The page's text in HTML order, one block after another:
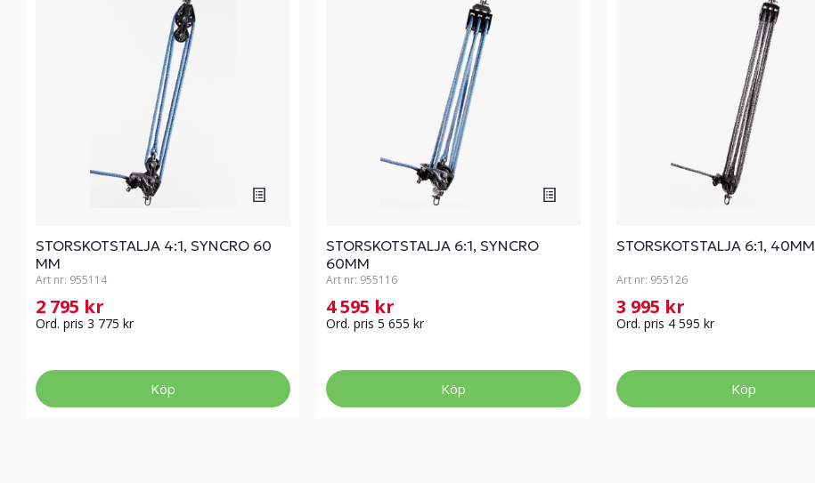
STORSKOTSTALJA 4:1, SYNCRO 60
MM
Art nr: 955114
2 795 kr
Ord. pris 3 775 kr
Köp
STORSKOTSTALJA 6:1, SYNCRO
60MM
Art nr: 955116
4 595 kr
Ord. pris 5 655 kr
Köp
STORSKOTSTALJA 6:1, 40MM
Art nr: 955126
3 995 kr
Ord. pris 4 595 kr
Köp